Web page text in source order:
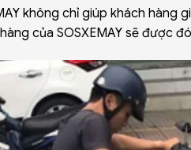
không chỉ giúp khách hàng
của SOSXEMAY sẽ được